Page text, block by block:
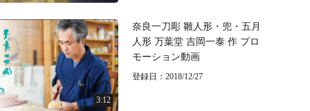
3:12
奈良一刀彫 雛人形・兜・五月
人形 万葉堂 吉岡一泰 作 プロ
モーション動画
登録日：2018/12/27